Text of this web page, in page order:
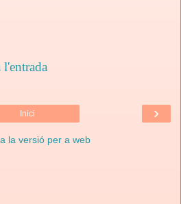
›
Inici
la versió per a web